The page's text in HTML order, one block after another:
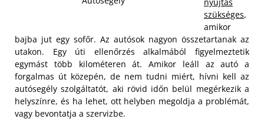
szükséges,
amikor
bajba jut egy sofőr. Az autósok nagyon összetartanak az
utakon. Egy úti ellenőrzés alkalmából figyelmeztetik
egymást több kilométeren át. Amikor leáll az autó a
forgalmas út közepén, de nem tudni miért, hívni kell az
autósegély szolgáltatót, aki rövid időn belül megérkezik a
helyszínre, és ha lehet, ott helyben megoldja a problémát,
vagy bevontatja a szervizbe.